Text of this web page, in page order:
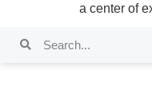
a center of